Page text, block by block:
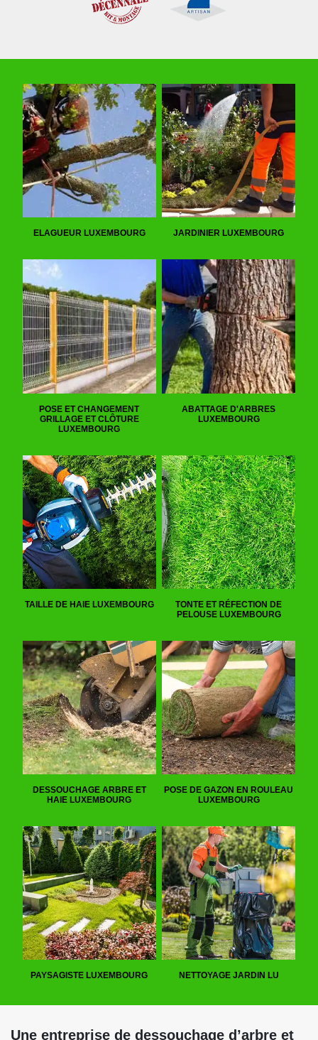
ELAGUEUR LUXEMBOURG JARDINIER LUXEMBOURG
POSE ET CHANGEMENT
GRILLAGE ET CLÔTURE
LUXEMBOURG
ABATTAGE D'ARBRES
LUXEMBOURG
TAILLE DE HAIE LUXEMBOURG
TONTE ET RÉFECTION DE
PELOUSE LUXEMBOURG
DESSOUCHAGE ARBRE ET
HAIE LUXEMBOURG
POSE DE GAZON EN ROULEAU
LUXEMBOURG
PAYSAGISTE LUXEMBOURG NETTOYAGE JARDIN LU
Une entreprise de dessouchage d’arbre et